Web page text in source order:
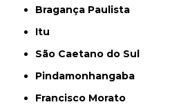
Bragança Paulista
Itu
São Caetano do Sul
Pindamonhangaba
Francisco Morato